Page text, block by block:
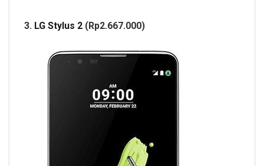
3. LG Stylus 2 (Rp2.667.000)